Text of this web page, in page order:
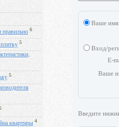
правильно 6
5
5
квартиры 4
Ваше имя
Вход/
E-
Ваше
Введите